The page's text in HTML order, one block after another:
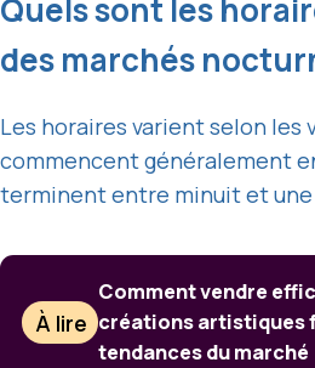
Quels sont les
des marchés
Les horaires varient selon les
commencent généralement
terminent entre minuit et une
À lire
Comment vendre
créations artistiques
tendances du marché